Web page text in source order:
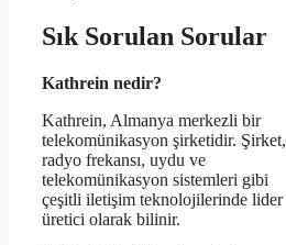
Sık Sorulan Sorular
Kathrein nedir?
Kathrein, Almanya merkezli bir
telekomünikasyon şirketidir. Şirket,
radyo frekansı, uydu ve
telekomünikasyon sistemleri gibi
çeşitli iletişim teknolojilerinde lider
üretici olarak bilinir.